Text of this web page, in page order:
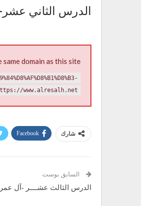
الدرس الثاني
domain as this site.
www.alresalh.net
شارك Facebook
السابق بوست
الدرس الثالث عشــــر -آل